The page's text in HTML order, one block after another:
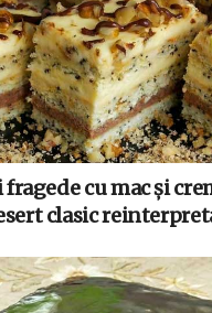
cu mac și
clasic